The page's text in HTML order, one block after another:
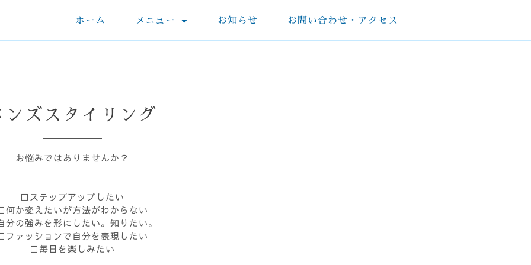
ホーム メニュー お知らせ お問い合わせ・アクセス
ンズスタイリング
お悩みではありませんか？
□ステップアップしたい
何か変えたいが方法がわからない
分の強みを形にしたい。知りたい。
ファッションで自分を表現したい
□毎日を楽しみたい